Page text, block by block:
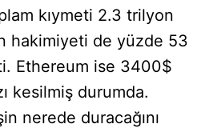
kıymeti 2.3 trilyon
hakimiyeti de yüzde 53
Ethereum ise 3400$
kesilmiş durumda.
nerede duracağını